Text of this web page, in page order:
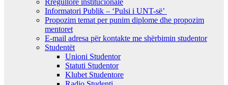
Informatori Publik – ‘Pulsi i UNT-së’
Propozim temat per punim diplome dhe propozim
mentoret
E-mail adresa për kontakte me shërbimin studentor
Studentët
Unioni Studentor
Statuti Studentor
Klubet Studentore